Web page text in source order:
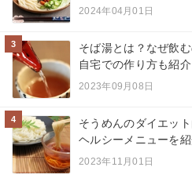
2024年04月01日
3
そば湯とは？なぜ飲
自宅での作り方も紹介
2023年09月08日
4
そうめんのダイエッ
ヘルシーメニューを紹
2023年11月01日